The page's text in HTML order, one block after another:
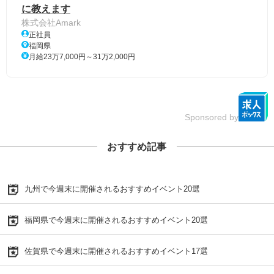
に教えます
株式会社Amark
正社員
福岡県
月給23万7,000円～31万2,000円
Sponsored by
おすすめ記事
九州で今週末に開催されるおすすめイベント20選
福岡県で今週末に開催されるおすすめイベント20選
佐賀県で今週末に開催されるおすすめイベント17選